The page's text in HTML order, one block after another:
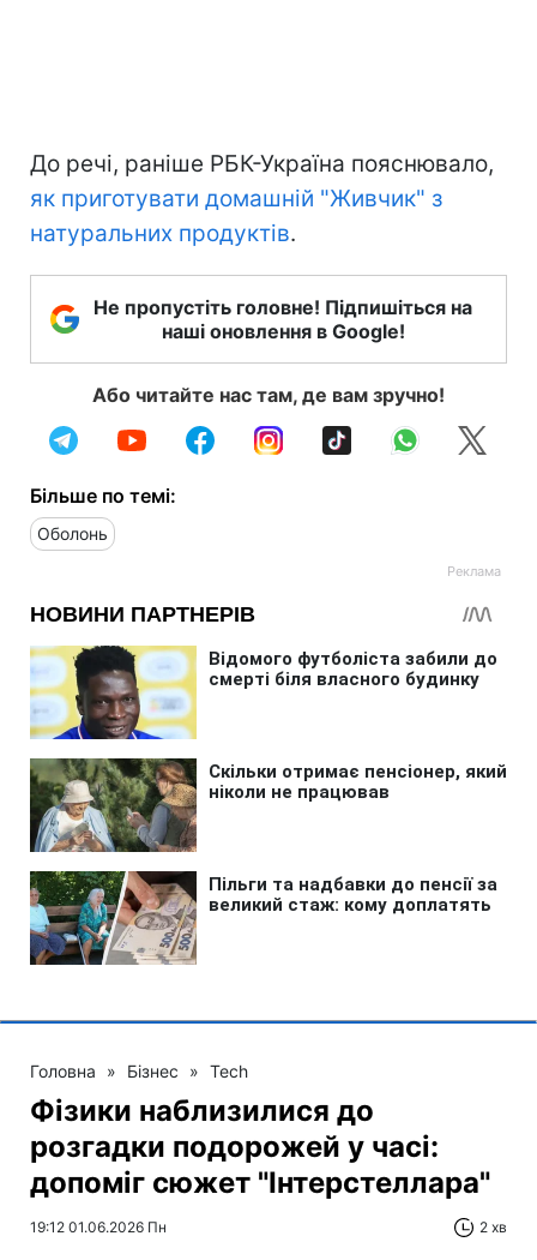
До речі, раніше РБК-Україна пояснювало,
як приготувати домашній "Живчик" з
натуральних продуктів.
Не пропустіть головне! Підпишіться на
наші оновлення в Google!
Або читайте нас там, де вам зручно!
Більше по темі:
Оболонь
Головна » Бізнес » Tech
Фізики наблизилися до
розгадки подорожей у часі:
допоміг сюжет "Інтерстеллара"
19:12 01.06.2026 Пн 2 хв